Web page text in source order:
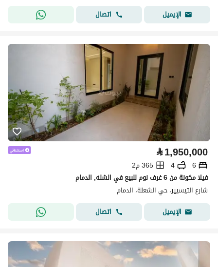
الإيميل
اتصال
⃁1,950,000
6
4
365 م2
فيلا مكونة من 6 غرف نوم للبيع في الشله, الدمام
شارع التيسيير، حي الشعلة، الدمام
الإيميل
اتصال